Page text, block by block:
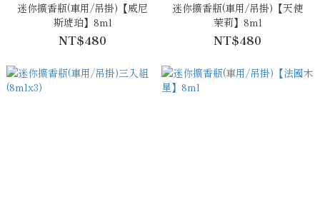
迷你擴香瓶(車用/吊掛)【威尼
斯琥珀】8ml
NT$480
迷你擴香瓶(車用/吊掛)【天使
茉莉】8ml
NT$480